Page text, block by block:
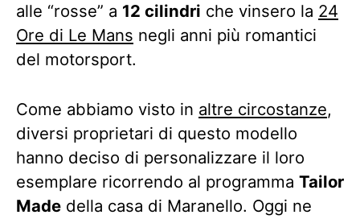
alle “rosse” a 12 cilindri che vinsero la 24
Ore di Le Mans negli anni più romantici
del motorsport.
Come abbiamo visto in altre circostanze,
diversi proprietari di questo modello
hanno deciso di personalizzare il loro
esemplare ricorrendo al programma Tailor
Made della casa di Maranello. Oggi ne